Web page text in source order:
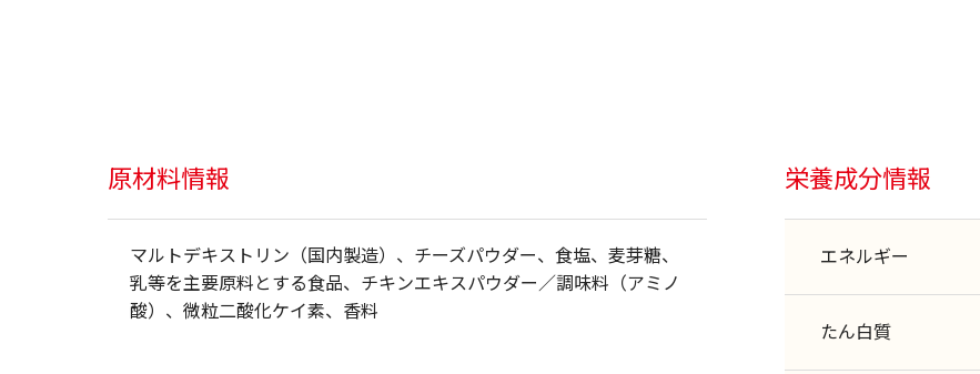
原材料情報
マルトデキストリン（国内製造）、チーズパウダー、食塩、麦芽糖、
乳等を主要原料とする食品、チキンエキスパウダー／調味料（アミノ
酸）、微粒二酸化ケイ素、香料
栄養成分情報
エネルギー
たん白質